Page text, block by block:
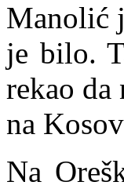
Manolić
je bilo.
rekao da
na
Na